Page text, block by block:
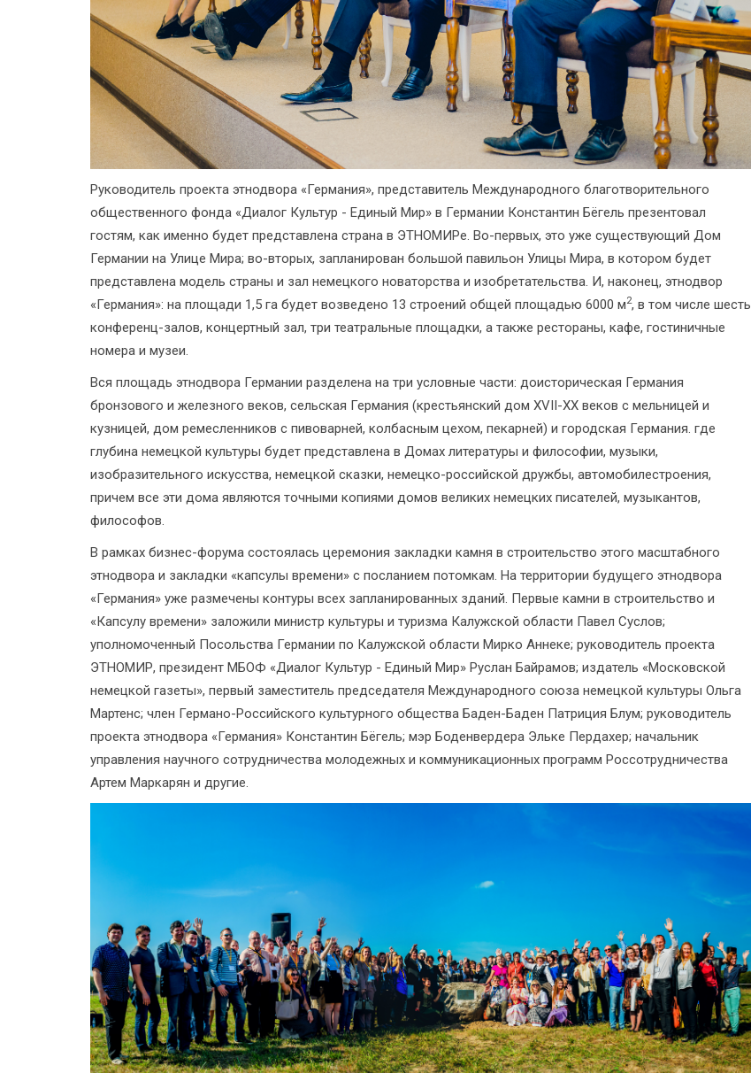
Руководитель проекта этнодвора «Германия», представитель Международного благотворительного
общественного фонда «Диалог Культур - Единый Мир» в Германии Константин Бёгель презентовал
гостям, как именно будет представлена страна в ЭТНОМИРе. Во-первых, это уже существующий Дом
Германии на Улице Мира; во-вторых, запланирован большой павильон Улицы Мира, в котором будет
представлена модель страны и зал немецкого новаторства и изобретательства. И, наконец, этнодвор
«Германия»: на площади 1,5 га будет возведено 13 строений общей площадью 6000 м2, в том числе шесть
конференц-залов, концертный зал, три театральные площадки, а также рестораны, кафе, гостиничные
номера и музеи.
Вся площадь этнодвора Германии разделена на три условные части: доисторическая Германия
бронзового и железного веков, сельская Германия (крестьянский дом XVII-XX веков с мельницей и
кузницей, дом ремесленников с пивоварней, колбасным цехом, пекарней) и городская Германия. где
глубина немецкой культуры будет представлена в Домах литературы и философии, музыки,
изобразительного искусства, немецкой сказки, немецко-российской дружбы, автомобилестроения,
причем все эти дома являются точными копиями домов великих немецких писателей, музыкантов,
философов.
В рамках бизнес-форума состоялась церемония закладки камня в строительство этого масштабного
этнодвора и закладки «капсулы времени» с посланием потомкам. На территории будущего этнодвора
«Германия» уже размечены контуры всех запланированных зданий. Первые камни в строительство и
«Капсулу времени» заложили министр культуры и туризма Калужской области Павел Суслов;
уполномоченный Посольства Германии по Калужской области Мирко Аннеке; руководитель проекта
ЭТНОМИР, президент МБОФ «Диалог Культур - Единый Мир» Руслан Байрамов; издатель «Московской
немецкой газеты», первый заместитель председателя Международного союза немецкой культуры Ольга
Мартенс; член Германо-Российского культурного общества Баден-Баден Патриция Блум; руководитель
проекта этнодвора «Германия» Константин Бёгель; мэр Боденвердера Эльке Пердахер; начальник
управления научного сотрудничества молодежных и коммуникационных программ Россотрудничества
Артем Маркарян и другие.